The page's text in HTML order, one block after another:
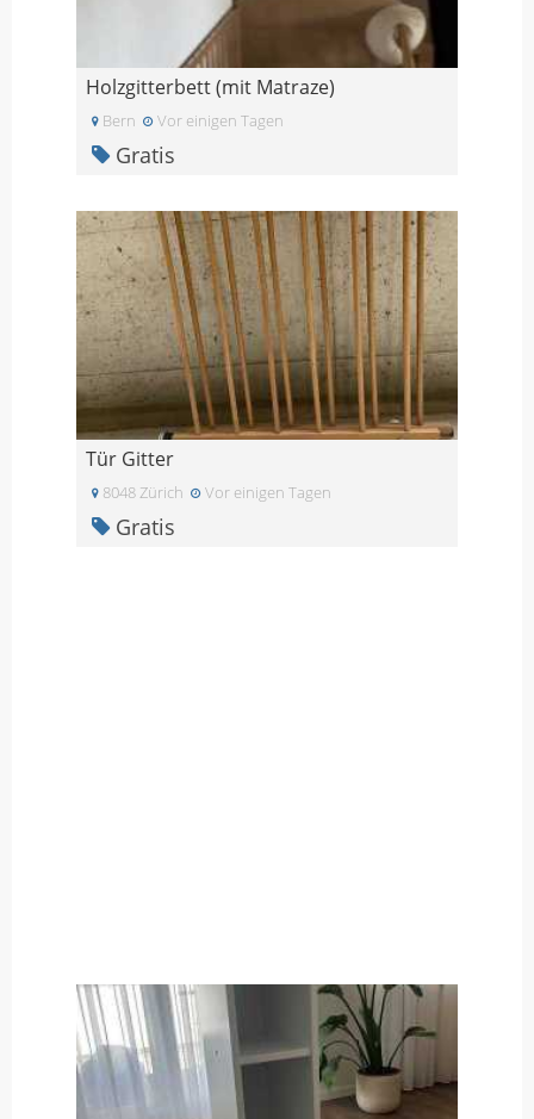
Holzgitterbett (mit Matraze)
Bern Vor einigen Tagen
Gratis
Tür Gitter
8048 Zürich Vor einigen Tagen
Gratis